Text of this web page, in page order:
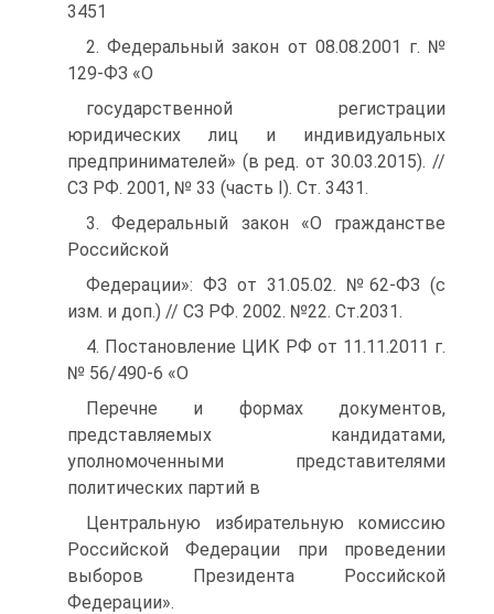
3451
2. Федеральный закон от 08.08.2001 г. №
129-ФЗ «О
государственной регистрации
юридических лиц и индивидуальных
предпринимателей» (в ред. от 30.03.2015). //
СЗ РФ. 2001, № 33 (часть I). Ст. 3431.
3. Федеральный закон «О гражданстве
Российской
Федерации»: ФЗ от 31.05.02. №62-ФЗ (с
изм. и доп.) // СЗ РФ. 2002. №22. Ст.2031.
4. Постановление ЦИК РФ от 11.11.2011 г.
№ 56/490-6 «О
Перечне и формах документов,
представляемых кандидатами,
уполномоченными представителями
политических партий в
Центральную избирательную комиссию
Российской Федерации при проведении
выборов Президента Российской
Федерации».